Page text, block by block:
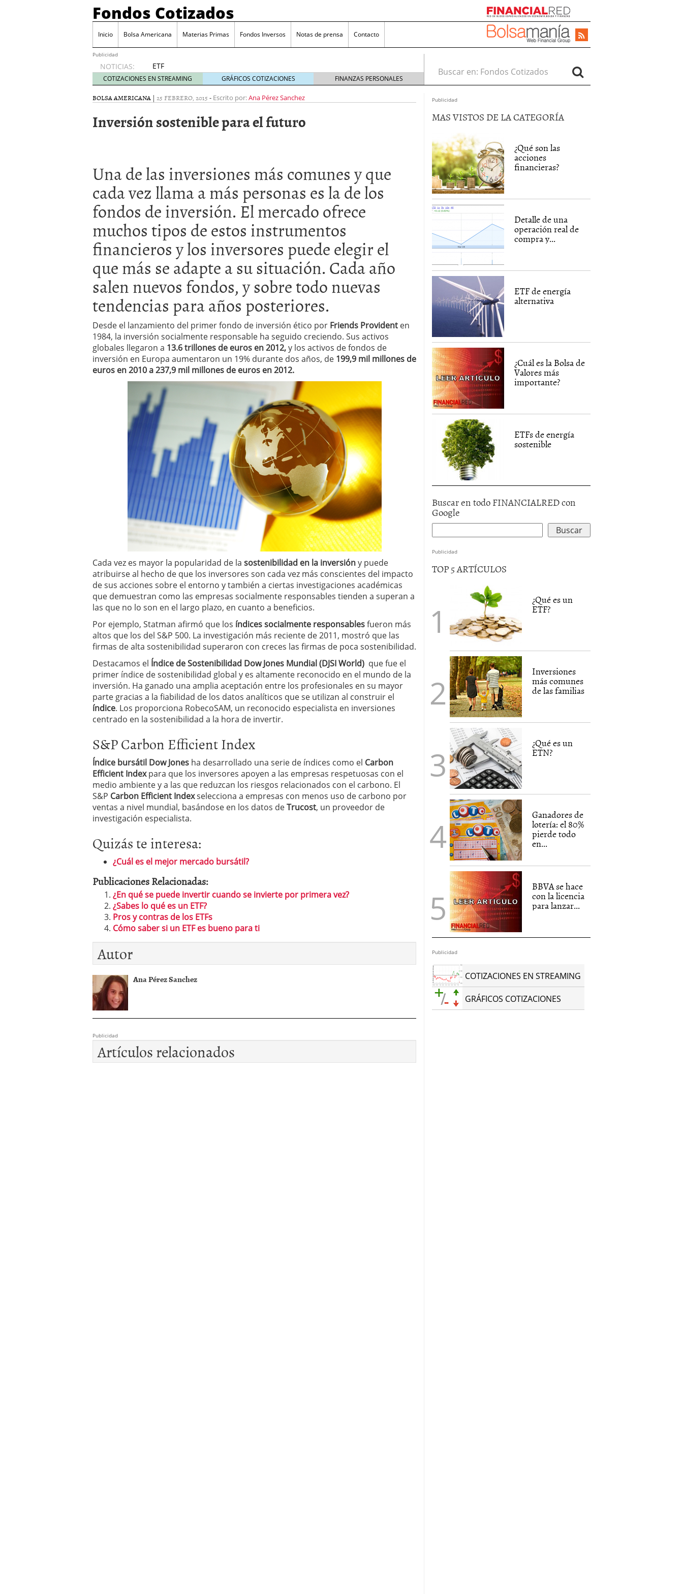
Fondos Cotizados
Inicio Bolsa Americana Materias Primas Fondos Inversos Notas de prensa Contacto
Publicidad
NOTICIAS:
ETF
activos:
el
producto
crece en
Europa y
inversor
español
febrero
28, 2026
ETF activos: el producto que más crece en Europa y que empieza a llegar al
inversor español febrero 23, 2026
ETF de defensa, industriales y renta variable europea: las apuestas que
marcaron 2025 y siguen vivas en 2026
ETF o fondo indexado en España: la eterna pregunta tiene respuesta
(depende de ti) febrero 16, 2026
Enero de 2026 rompe todos los registros: 55.900 millones en un solo mes
febrero 8, 2026
COTIZACIONES EN STREAMING GRÁFICOS COTIZACIONES FINANZAS PERSONALES
Buscar en:
BOLSA AMERICANA | 25 FEBRERO, 2015 - Escrito por:Ana Pérez Sanchez
Inversión sostenible para el futuro
Una de las inversiones más comunes y que
cada vez llama a más personas es la de los
fondos de inversión. El mercado ofrece
muchos tipos de estos instrumentos
financieros y los inversores puede elegir el
que más se adapte a su situación. Cada año
salen nuevos fondos, y sobre todo nuevas
tendencias para años posteriores.
Desde el lanzamiento del primer fondo de inversión ético por Friends Provident en
1984, la inversión socialmente responsable ha seguido creciendo. Sus activos
globales llegaron a 13.6 trillones de euros en 2012,y los activos de fondos de
inversión en Europa aumentaron un 19% durante dos años, de 199,9 mil millones de
euros en 2010 a 237,9 mil millones de euros en 2012.
Cada vez es mayor la popularidad de la sostenibilidad en la inversióny puede
atribuirse al hecho de que los inversores son cada vez más conscientes del impacto
de sus acciones sobre el entorno y también a ciertas investigaciones académicas
que demuestran como las empresas socialmente responsables tienden a superan a
las que no lo son en el largo plazo, en cuanto a beneficios.
Por ejemplo, Statman afirmó que los índices socialmente responsablesfueron más
altos que los del S&P 500. La investigación más reciente de 2011, mostró que las
firmas de alta sostenibilidad superaron con creces las firmas de poca sostenibilidad.
Destacamos el Índice de Sostenibilidad Dow Jones Mundial (DJSI World) que fue el
primer índice de sostenibilidad global y es altamente reconocido en el mundo de la
inversión. Ha ganado una amplia aceptación entre los profesionales en su mayor
parte gracias a la fiabilidad de los datos analíticos que se utilizan al construir el
índice. Los proporciona RobecoSAM, un reconocido especialista en inversiones
centrado en la sostenibilidad a la hora de invertir.
S&P Carbon Efficient Index
Índice bursátil Dow Jones ha desarrollado una serie de índices como el Carbon
Efficient Indexpara que los inversores apoyen a las empresas respetuosas con el
medio ambiente y a las que reduzcan los riesgos relacionados con el carbono. El
S&P Carbon Efficient Indexselecciona a empresas con menos uso de carbono por
ventas a nivel mundial, basándose en los datos deTrucost, un proveedor de
investigación especialista.
Quizás te interesa:
¿Cuál es el mejor mercado bursátil?
Publicaciones Relacionadas:
¿En qué se puede invertir cuando se invierte por primera vez?
¿Sabes lo qué es un ETF?
Pros y contras de los ETFs
Cómo saber si un ETF es bueno para ti
Autor
Ana Pérez Sanchez
Publicidad
Artículos relacionados
Publicidad
MAS VISTOS DE LA CATEGORÍA
¿Qué son las
acciones
financieras?
Detalle de una
operación real de
compra y...
ETF de energía
alternativa
¿Cuál es la Bolsa de
Valores más
importante?
ETFs de energía
sostenible
Buscar en todo FINANCIALRED con
Google
Publicidad
TOP 5 ARTÍCULOS
¿Qué es un
ETF?
Inversiones
más comunes
de las familias
¿Qué es un
ETN?
Ganadores de
lotería: el 80%
pierde todo
en...
BBVA se hace
con la licencia
para lanzar...
Publicidad
COTIZACIONES EN STREAMING
GRÁFICOS COTIZACIONES